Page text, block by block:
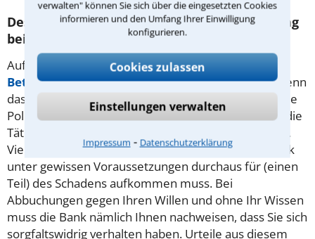
verwalten" können Sie sich über die eingesetzten Cookies
informieren und den Umfang Ihrer Einwilligung
konfigurieren.
Cookies zulassen
Einstellungen verwalten
Impressum ⁃ Datenschutzerklärung
Deshalb kann sich anwaltliche Unterstützung
beim Phishing Missbrauch lohnen
Auf den immer hinterhältiger werdenden Phishing
Betrugwerden Betroffene oft erst aufmerksam, wenn
das Geld schon vom Konto abgehoben wurde. Für die
Polizei ist es darüber hinaus oft nahezu unmöglich, die
Täter und das gestohlene Geld ausfindig zu machen.
Viele Bankkunden wissen jedoch nicht, dass die Bank
unter gewissen Voraussetzungen durchaus für (einen
Teil) des Schadens aufkommen muss. Bei
Abbuchungen gegen Ihren Willen und ohne Ihr Wissen
muss die Bank nämlich Ihnen nachweisen, dass Sie sich
sorgfaltswidrig verhalten haben. Urteile aus diesem